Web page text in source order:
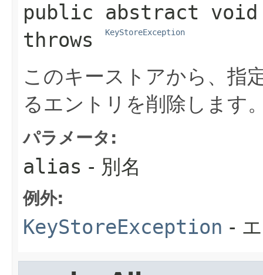
public abstract void
throws
KeyStoreException
このキーストアから、指
るエントリを削除します
パラメータ:
alias - 別名
例外:
KeyStoreException -